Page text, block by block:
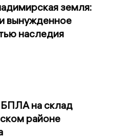
земля:
вынужденное
наследия
БПЛА на склад
районе